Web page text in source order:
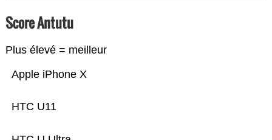
Score Antutu
Plus élevé = meilleur
HTC U11
Apple iPhone X